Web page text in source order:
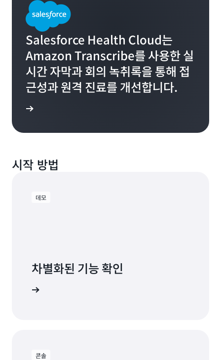
Salesforce Health Cloud는
Amazon Transcribe를 사용한 실
시간 자막과 회의 녹취록을 통해 접
근성과 원격 진료를 개선합니다.
시작 방법
데모
차별화된 기능 확인
콘솔